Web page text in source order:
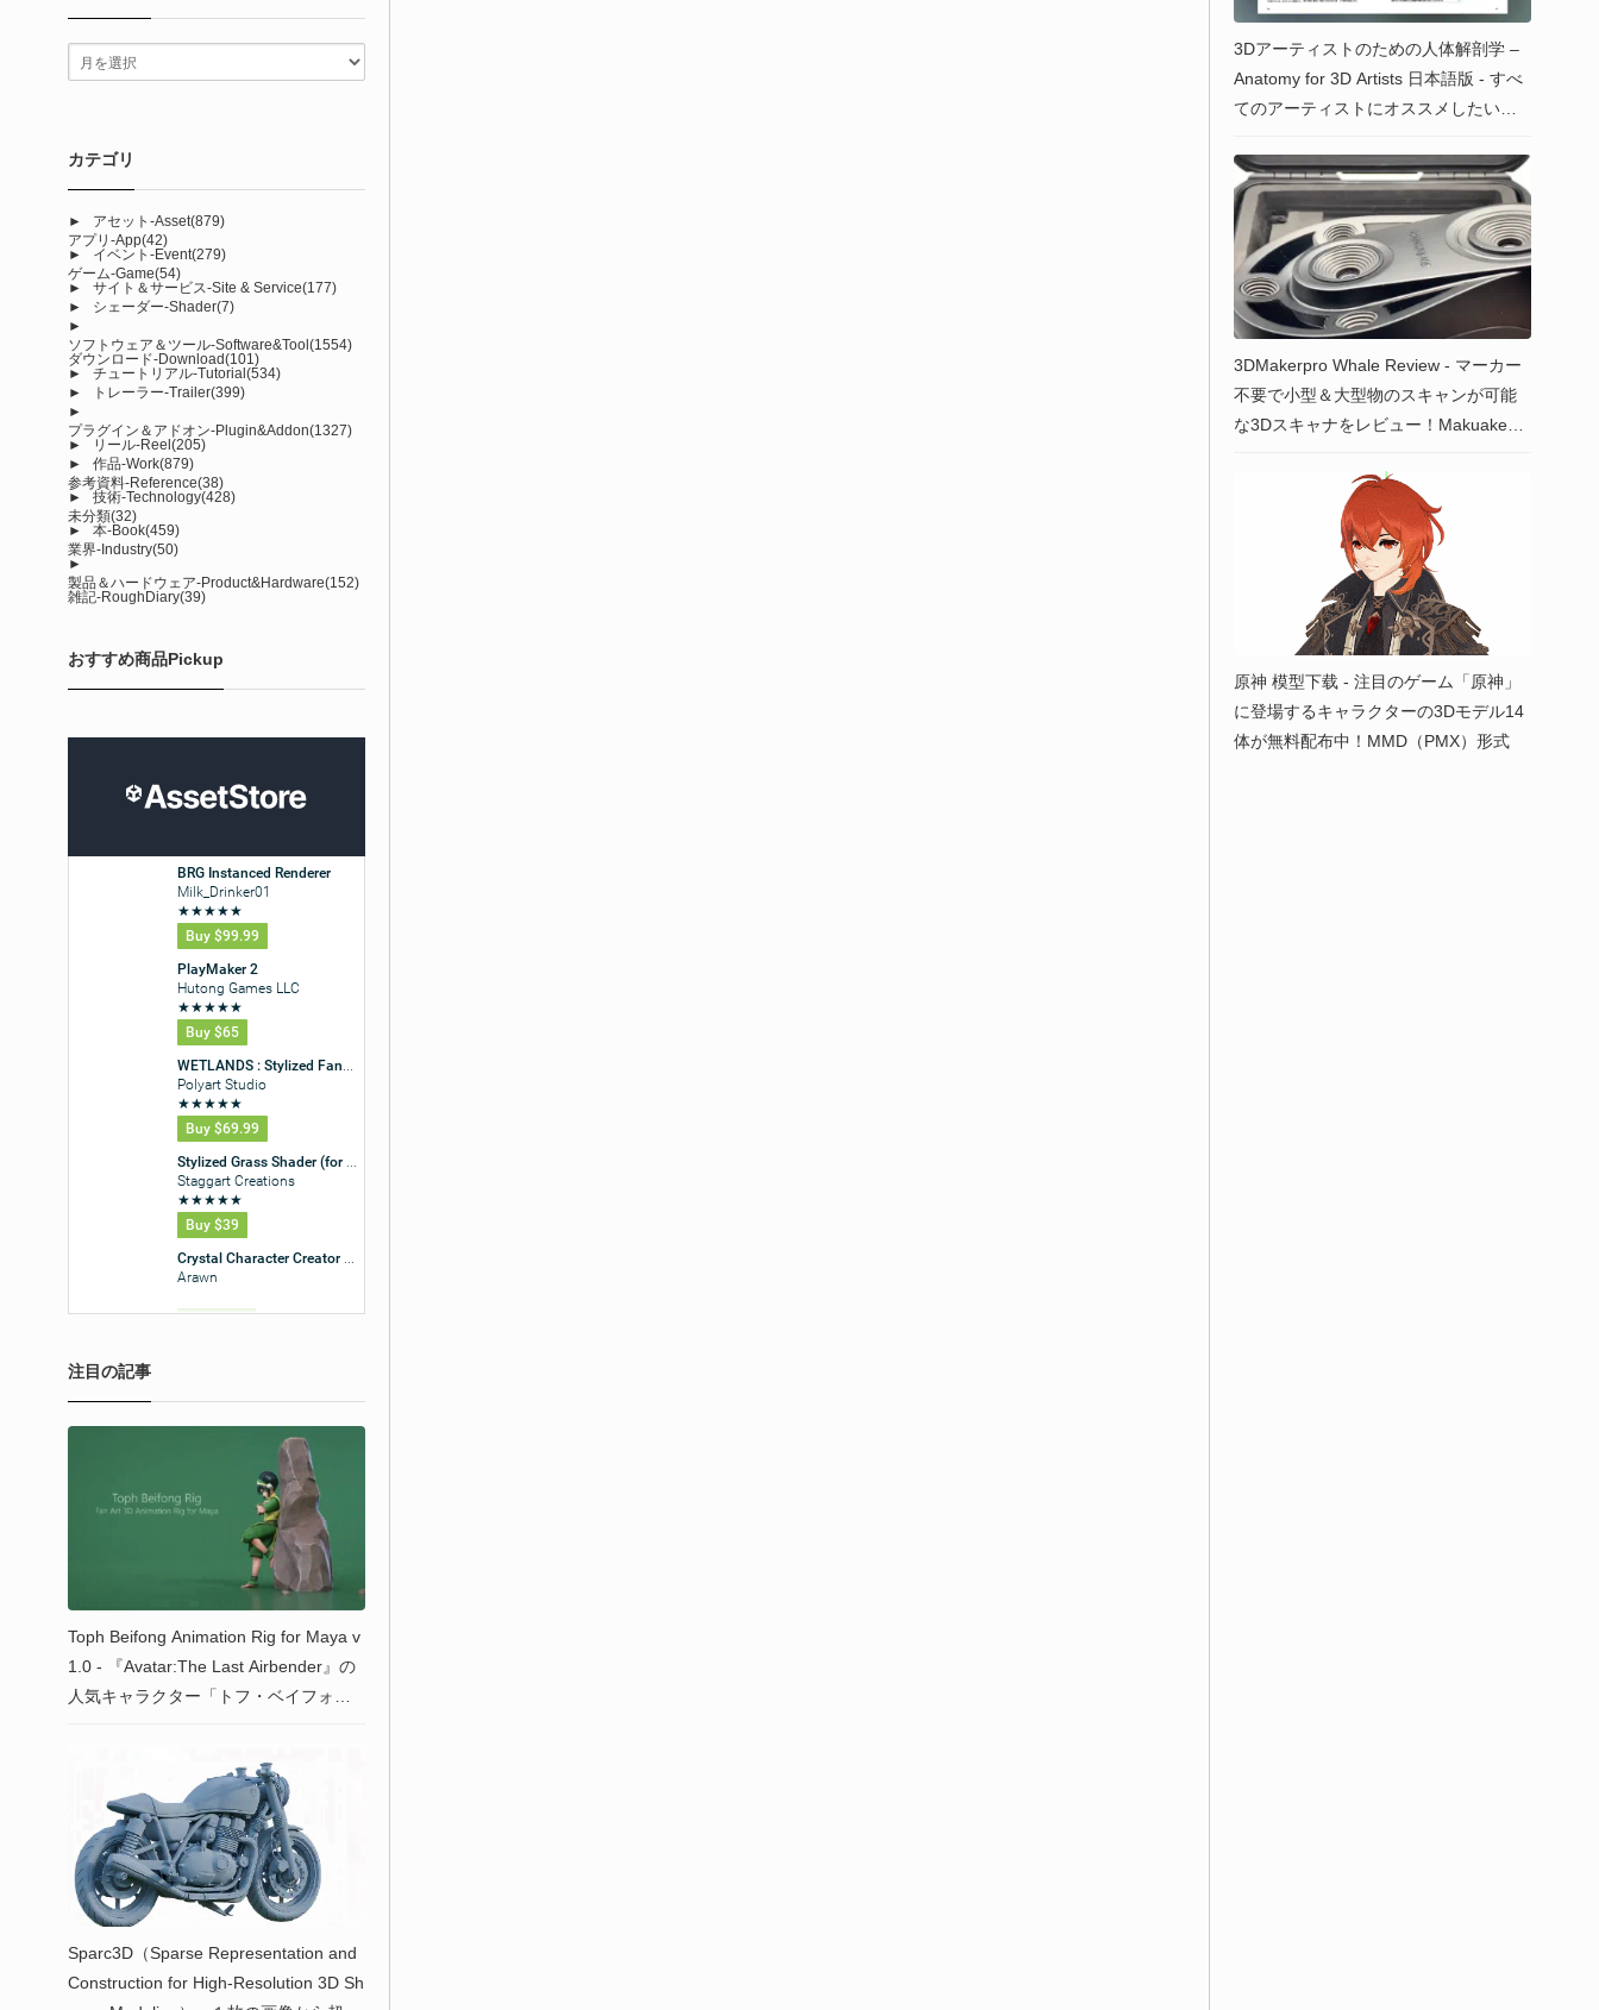
カテゴリ
► アセット-Asset(879)
アプリ-App(42)
►
イベント-Event(279)
ゲーム-Game(54)
►
サイト＆サービス-Site & Service(177)
►
シェーダー-Shader(7)
►
ソフトウェア＆ツール-Software&Tool(1554)
ダウンロード-Download(101)
►
チュートリアル-Tutorial(534)
►
トレーラー-Trailer(399)
►
プラグイン＆アドオン-Plugin&Addon(1327)
►
リール-Reel(205)
►
作品-Work(879)
参考資料-Reference(38)
►
技術-Technology(428)
未分類(32)
►
本-Book(459)
業界-Industry(50)
►
製品＆ハードウェア-Product&Hardware(152)
雑記-RoughDiary(39)
おすすめ商品Pickup
注目の記事
Toph Beifong Animation Rig for Maya v
1.0 - 『Avatar:The Last Airbender』の
人気キャラクター「トフ・ベイフォ
Sparc3D（Sparse Representation and
Construction for High-Resolution 3D Sh
3Dアーティストのための人体解剖学 –
Anatomy for 3D Artists 日本語版 - すべ
てのアーティストにオススメしたい書
開始！
3DMakerpro Whale Review - マーカー
不要で小型＆大型物のスキャンが可能
な3Dスキャナをレビュー！Makuake経
最大88%OFFに！
原神 模型下载 - 注目のゲーム「原神」
に登場するキャラクターの3Dモデル14
体が無料配布中！MMD（PMX）形式